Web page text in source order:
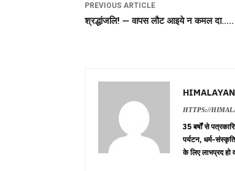
PREVIOUS ARTICLE
श्रद्धांजलि! — वापस लौट आइये न कमल
HTTPS://
35 बर्षों से
पर्यटन, धर्म-
के लिए लाभप्रद हो